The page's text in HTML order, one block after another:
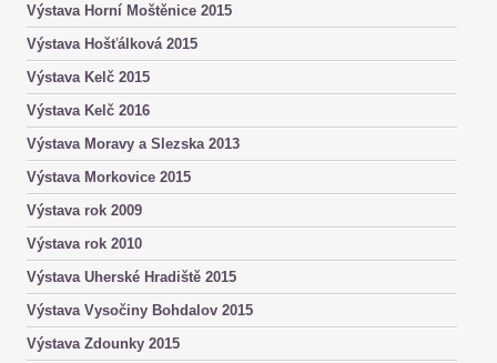
Výstava Horní Moštěnice 2015
Výstava Hošťálková 2015
Výstava Kelč 2015
Výstava Kelč 2016
Výstava Moravy a Slezska 2013
Výstava Morkovice 2015
Výstava rok 2009
Výstava rok 2010
Výstava Uherské Hradiště 2015
Výstava Vysočiny Bohdalov 2015
Výstava Zdounky 2015